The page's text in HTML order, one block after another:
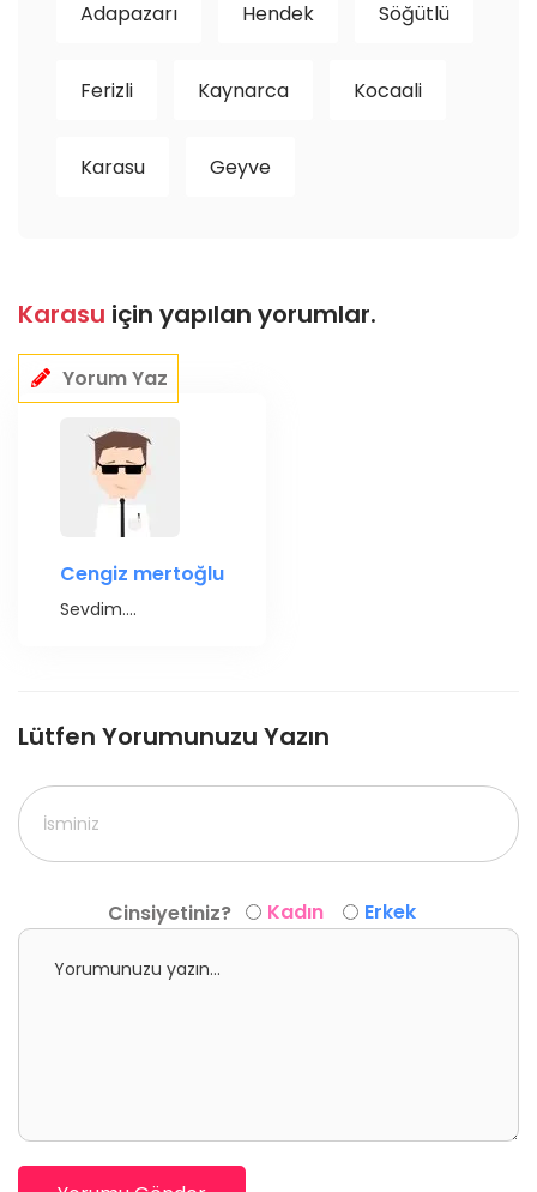
Adapazarı Hendek Söğütlü
Ferizli Kaynarca Kocaali
Karasu Geyve
Karasu için yapılan yorumlar.
Yorum Yaz
Cengiz mertoğlu
Sevdim....
Lütfen Yorumunuzu Yazın
Cinsiyetiniz? Kadın Erkek